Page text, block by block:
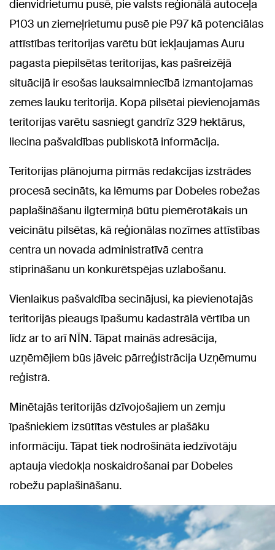
dienvidrietumu pusē, pie valsts reģionālā autoceļa
P103 un ziemeļrietumu pusē pie P97 kā potenciālas
attīstības teritorijas varētu būt iekļaujamas Auru
pagasta piepilsētas teritorijas, kas pašreizējā
situācijā ir esošas lauksaimniecībā izmantojamas
zemes lauku teritorijā. Kopā pilsētai pievienojamās
teritorijas varētu sasniegt gandrīz 329 hektārus,
liecina pašvaldības publiskotā informācija.
Teritorijas plānojuma pirmās redakcijas izstrādes
procesā secināts, ka lēmums par Dobeles robežas
paplašināšanu ilgtermiņā būtu piemērotākais un
veicinātu pilsētas, kā reģionālas nozīmes attīstības
centra un novada administratīvā centra
stiprināšanu un konkurētspējas uzlabošanu.
Vienlaikus pašvaldība secinājusi, ka pievienotajās
teritorijās pieaugs īpašumu kadastrālā vērtība un
līdz ar to arī NĪN. Tāpat mainās adresācija,
uzņēmējiem būs jāveic pārreģistrācija Uzņēmumu
reģistrā.
Minētajās teritorijās dzīvojošajiem un zemju
īpašniekiem izsūtītas vēstules ar plašāku
informāciju. Tāpat tiek nodrošināta iedzīvotāju
aptauja viedokļa noskaidrošanai par Dobeles
robežu paplašināšanu.